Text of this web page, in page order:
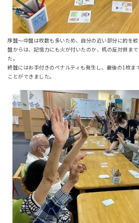
序盤～中盤は枚数も多いため、自分の近い部分に的を
盤からは、記憶力にも火が付いたのか、机の反対側ま
た。
終盤にはお手付きのペナルティも発生し、最後の1枚ま
ことができました。